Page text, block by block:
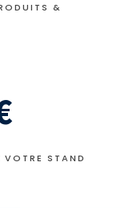
&
VOTRE STAND